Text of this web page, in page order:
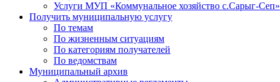
Услуги МУП «Коммунальное хозяйство с.Сарыг-Сеп»
Получить муниципальную услугу
По темам
По жизненным ситуациям
По категориям получателей
По ведомствам
Муниципальный архив